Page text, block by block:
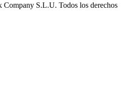
S.L.U. Todos los derechos